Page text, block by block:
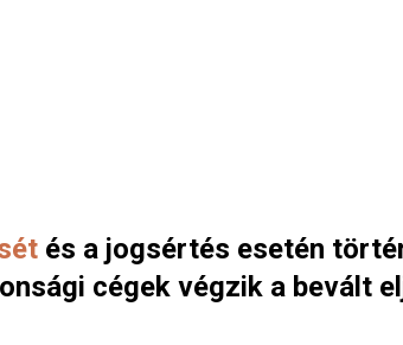
és a jogsértés esetén
cégek végzik a bevált